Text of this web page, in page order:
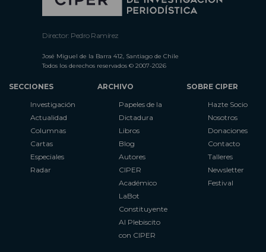
Director: Pedro Ramírez
José Miguel de la Barra 412, Santiago de Chile
Todos los derechos reservados © 2007-2026
SECCIONES
Investigación
Actualidad
Columnas
Cartas
Especiales
Radar
ARCHIVO
Papeles de la
Dictadura
Libros
Blog
Autores
CIPER
Académico
LaBot
Constituyente
Al Plebiscito
con CIPER
SOBRE CIPER
Hazte Socio
Nosotros
Donaciones
Contacto
Talleres
Newsletter
Festival